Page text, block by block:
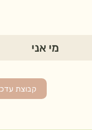
מי אני
קבוצת